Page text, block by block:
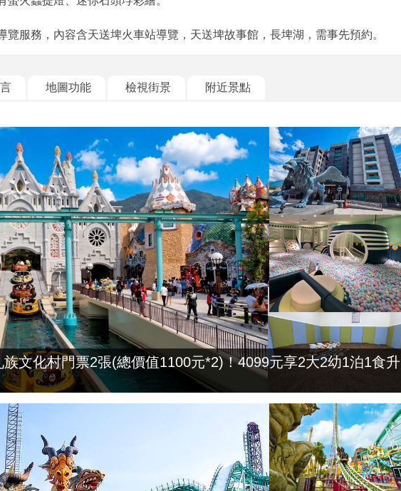
覽服務，內容含天送埤火車站導覽，天送埤故事館，長埤湖，需事先預約。
地圖功能 檢視街景 附近景點
文化村門票2張(總價值1100元*2)！4099元享2大2幼1泊1食升